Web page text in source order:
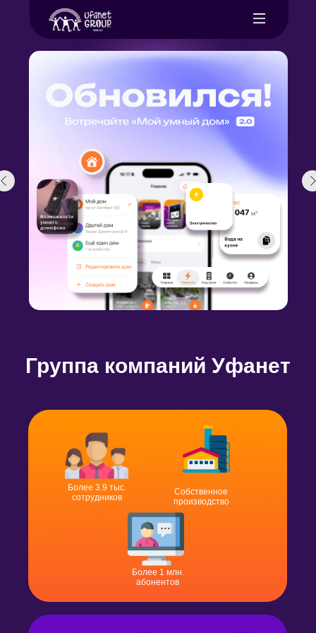
Группа компаний Уфанет
Более 3.9 тыс.
сотрудников
Более 1 млн.
абонентов
Собственное
производство